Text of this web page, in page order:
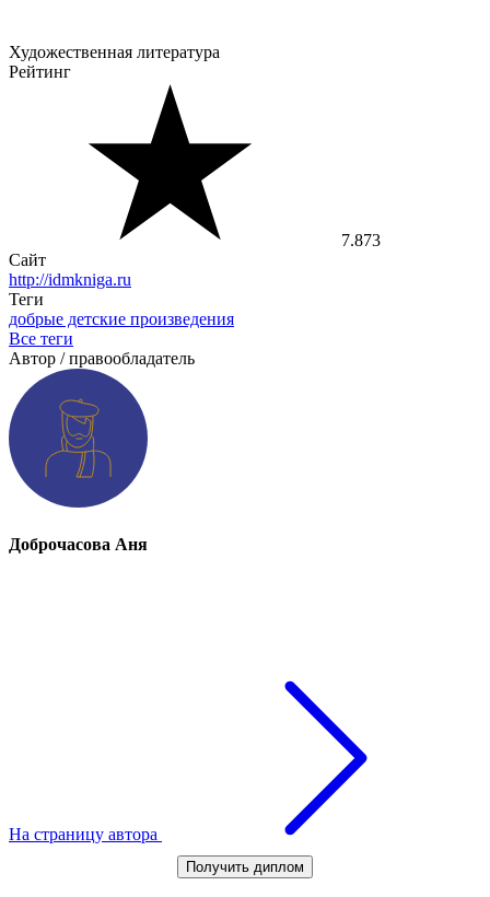
Художественная литература
Рейтинг
7.873
Сайт
http://idmkniga.ru
Теги
добрые детские произведения
Все теги
Автор / правообладатель
Доброчасова Аня
На страницу автора
Получить диплом